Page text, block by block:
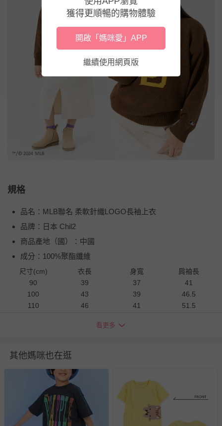
規格
品名：MLB聯名 柔軟針織LOGO長袖上衣
品牌：日本 Chil2
商品產地（國）：中國
成分：100%聚酯纖維
尺寸(cm) 衣長 身寬
肩袖長
90
39 37
41
100
43 39
46.5
110
46 41
51.5
150
尺寸表單位皆為公分
，會因布料彈性、水洗處理、測量
起訖點等因素，與實際商品尺寸略有誤差
深淺色請分開洗滌，以避免造成互相移染。請使用中性洗
劑；浸泡時間不宜過長
看更多
其他媽咪也在逛
獲得更順暢的購物體驗
開啟「媽咪愛」APP
繼續使用網頁版